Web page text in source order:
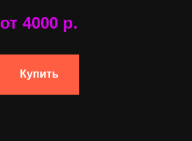
от 4000 р.
Купить